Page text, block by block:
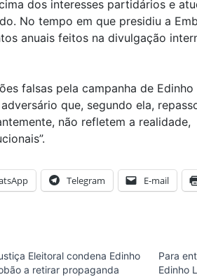
dos interesses partidários e
No tempo em que presidiu a
anuais feitos na divulgação
falsas pela campanha de Edinho
que, segundo ela,
não refletem a realidade,
Telegram E-mail
Eleitoral condena Edinho
a retirar propaganda
Para
Edinho